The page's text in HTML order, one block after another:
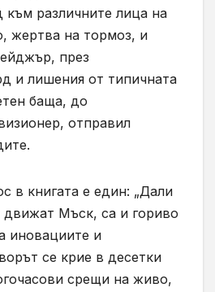
към различните лица на
жертва на тормоз, и
през
и лишения от типичната
баща, до
отправил
в книгата е един: „Дали
Мъск, са и гориво
иновациите и
се крие в десетки
срещи на живо,